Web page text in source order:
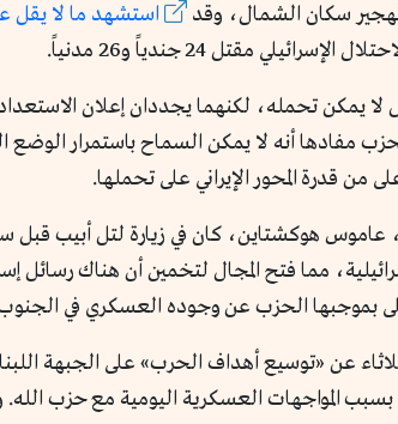
سكان الشمال، وقد استشهد ما لا يقل عن 622
يمكن تحمله، لكنهما يجددان إعلان
مفادها أنه لا يمكن السماح باستمرار الوضع
من قدرة المحور الإيراني على تحملها.
عاموس هوكشتاين، كان في زيارة لتل أبيب
مما فتح المجال لتخمين أن هناك رسائل
بموجبها الحزب عن وجوده العسكري في الجنوب
عن «توسيع أهداف الحرب» على الجبهة
المواجهات العسكرية اليومية مع حزب